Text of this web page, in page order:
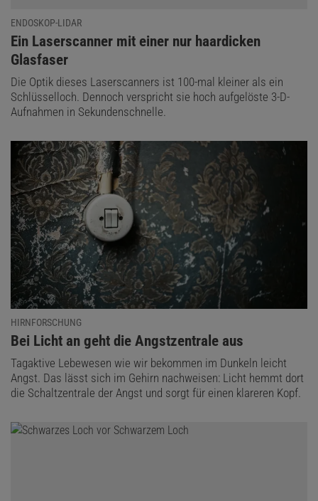
ENDOSKOP-LIDAR
:Ein Laserscanner mit einer nur haardicken
Glasfaser
Die Optik dieses Laserscanners ist 100-mal kleiner als ein
Schlüsselloch. Dennoch verspricht sie hoch aufgelöste 3-D-
Aufnahmen in Sekundenschnelle.
HIRNFORSCHUNG
:
Bei Licht an geht die Angstzentrale aus
Tagaktive Lebewesen wie wir bekommen im Dunkeln leicht
Angst. Das lässt sich im Gehirn nachweisen: Licht hemmt dort
die Schaltzentrale der Angst und sorgt für einen klareren Kopf.